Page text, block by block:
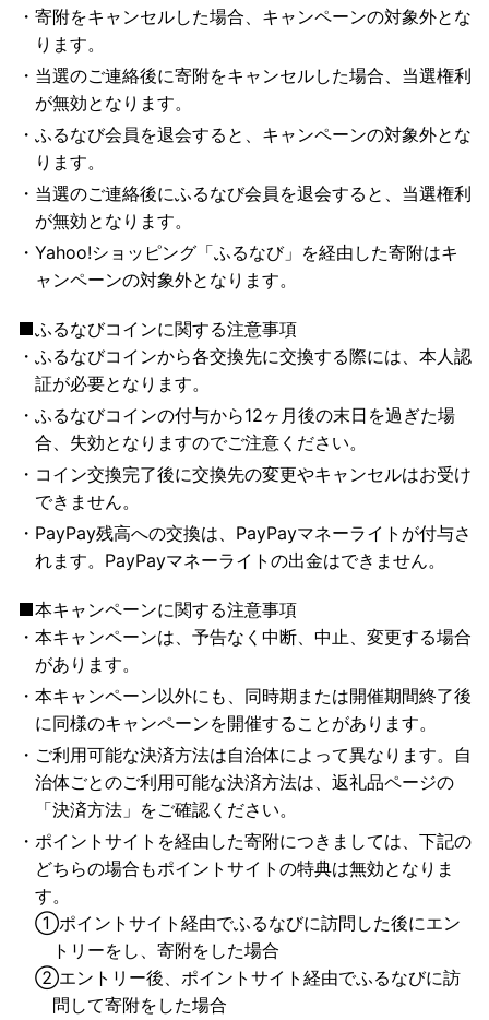
寄附をキャンセルした場合、キャンペーンの対象外とな
ります。
当選のご連絡後に寄附をキャンセルした場合、当選権利
が無効となります。
ふるなび会員を退会すると、キャンペーンの対象外とな
ります。
当選のご連絡後にふるなび会員を退会すると、当選権利
が無効となります。
Yahoo!ショッピング「ふるなび」を経由した寄附はキ
ャンペーンの対象外となります。
ふるなびコインに関する注意事項
ふるなびコインから各交換先に交換する際には、本人認
証が必要となります。
ふるなびコインの付与から12ヶ月後の末日を過ぎた場
合、失効となりますのでご注意ください。
コイン交換完了後に交換先の変更やキャンセルはお受け
できません。
PayPay残高への交換は、PayPayマネーライトが付与さ
れます。PayPayマネーライトの出金はできません。
本キャンペーンに関する注意事項
本キャンペーンは、予告なく中断、中止、変更する場合
があります。
本キャンペーン以外にも、同時期または開催期間終了後
に同様のキャンペーンを開催することがあります。
ご利用可能な決済方法は自治体によって異なります。自
治体ごとのご利用可能な決済方法は、返礼品ページの
「決済方法」をご確認ください。
ポイントサイトを経由した寄附につきましては、下記の
どちらの場合もポイントサイトの特典は無効となりま
す。
①ポイントサイト経由でふるなびに訪問した後にエン
トリーをし、寄附をした場合
②エントリー後、ポイントサイト経由でふるなびに訪
問して寄附をした場合